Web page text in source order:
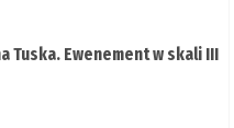
Tuska. Ewenement w skali III